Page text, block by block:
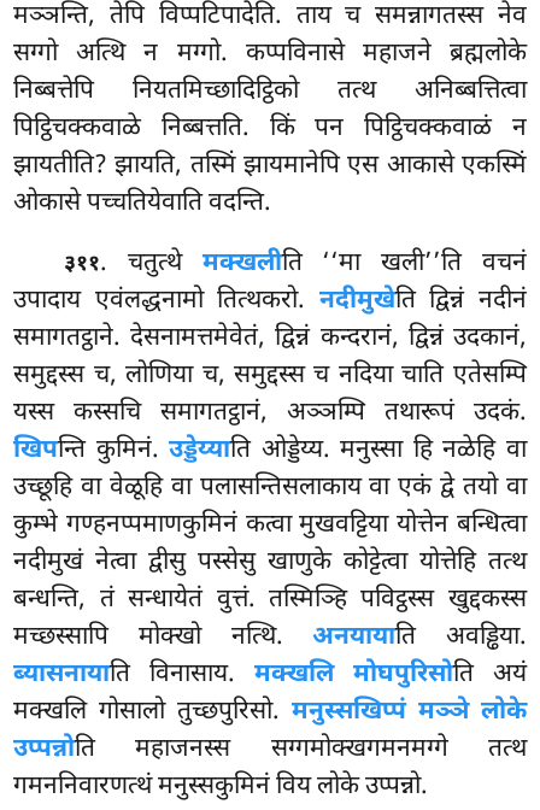
मञ्ञन्ति, तेपि विप्पटिपादेति. ताय च समन्नागतस्स नेव
सग्गो अत्थि न मग्गो. कप्पविनासे महाजने ब्रह्मलोके
निब्बत्तेपि नियतमिच्छादिट्ठिको तत्थ अनिब्बत्तित्वा
पिट्ठिचक्कवाळे निब्बत्तति. किं पन पिट्ठिचक्कवाळं न
झायतीति? झायति, तस्मिं झायमानेपि एस आकासे एकस्मिं
ओकासे पच्चतियेवाति वदन्ति.
३११. चतुत्थे मक्खलीति ‘‘मा खली’’ति वचनं
उपादाय एवंलद्धनामो तित्थकरो. नदीमुखेतिद्विन्नं नदीनं
समागतट्ठाने. देसनामत्तमेवेतं, द्विन्नं कन्दरानं, द्विन्नं उदकानं,
समुद्दस्स च, लोणिया च, समुद्दस्स च नदिया चाति एतेसम्पि
यस्स कस्सचि समागतट्ठानं, अञ्ञम्पि तथारूपं उदकं.
खिपन्ति कुमिनं.उड्डेय्याति ओड्डेय्य. मनुस्सा हि नळेहि वा
उच्छूहि वा वेळूहि वा पलासन्तिसलाकाय वा एकं द्वे तयो वा
कुम्भे गण्हनप्पमाणकुमिनं कत्वा मुखवट्टिया योत्तेन बन्धित्वा
नदीमुखं नेत्वा द्वीसु पस्सेसु खाणुके कोट्टेत्वा योत्तेहि तत्थ
बन्धन्ति, तं सन्धायेतं वुत्तं. तस्मिञ्हि पविट्ठस्स खुद्दकस्स
मच्छस्सापि मोक्खो नत्थि.अनयायाति अवड्ढिया.
ब्यासनायाति विनासाय. मक्खलि मोघपुरिसोति अयं
मक्खलि गोसालो तुच्छपुरिसो. मनुस्सखिप्पं मञ्ञे लोके
उप्पन्नोति महाजनस्स सग्गमोक्खगमनमग्गे तत्थ
गमननिवारणत्थं मनुस्सकुमिनं विय लोके उप्पन्नो.